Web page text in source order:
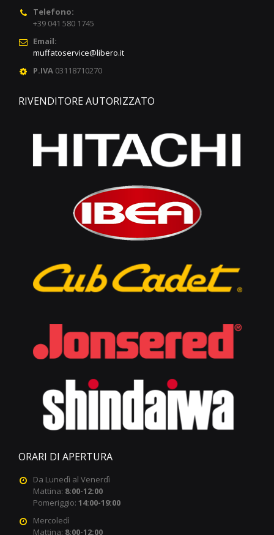
Telefono:
+39 041 580 1745
Email:
muffatoservice@libero.it
P.IVA 03118710270
RIVENDITORE AUTORIZZATO
ORARI DI APERTURA
Da Lunedì al Venerdì
Mattina: 8:00-12:00
Pomeriggio: 14:00-19:00
Mercoledì
Mattina: 8:00-12:00